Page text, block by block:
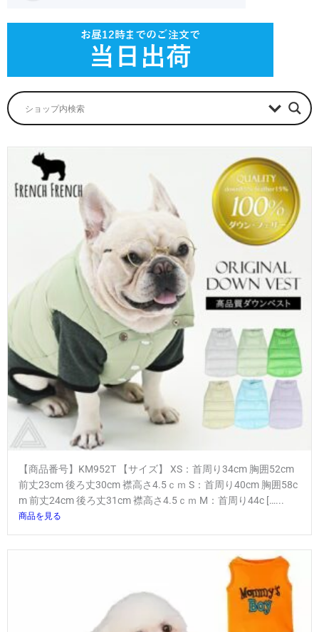
【商品番号】KM952T 【サイズ】 XS：首周り34cm 胸囲52cm
前丈23cm 後ろ丈30cm 襟高さ4.5ｃｍ S：首周り40cm 胸囲58c
m 前丈24cm 後ろ丈31cm 襟高さ4.5ｃｍ M：首周り44c […...
商品を見る